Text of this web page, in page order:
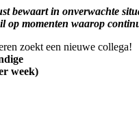
in onverwachte
op momenten waarop
zoekt een nieuwe collega!
week)